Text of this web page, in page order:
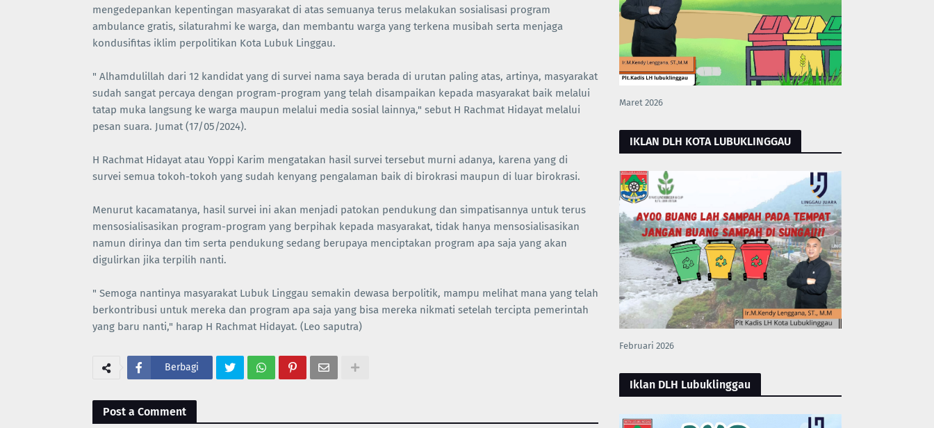
mengedepankan kepentingan masyarakat di atas semuanya terus melakukan sosialisasi program
ambulance gratis, silaturahmi ke warga, dan membantu warga yang terkena musibah serta menjaga
kondusifitas iklim perpolitikan Kota Lubuk Linggau.
" Alhamdulillah dari 12 kandidat yang di survei nama saya berada di urutan paling atas, artinya, masyarakat
sudah sangat percaya dengan program-program yang telah disampaikan kepada masyarakat baik melalui
tatap muka langsung ke warga maupun melalui media sosial lainnya," sebut H Rachmat Hidayat melalui
pesan suara. Jumat (17/05/2024).
H Rachmat Hidayat atau Yoppi Karim mengatakan hasil survei tersebut murni adanya, karena yang di
survei semua tokoh-tokoh yang sudah kenyang pengalaman baik di birokrasi maupun di luar birokrasi.
Menurut kacamatanya, hasil survei ini akan menjadi patokan pendukung dan simpatisannya untuk terus
mensosialisasikan program-program yang berpihak kepada masyarakat, tidak hanya mensosialisasikan
namun dirinya dan tim serta pendukung sedang berupaya menciptakan program apa saja yang akan
digulirkan jika terpilih nanti.
" Semoga nantinya masyarakat Lubuk Linggau semakin dewasa berpolitik, mampu melihat mana yang telah
berkontribusi untuk mereka dan program apa saja yang bisa mereka nikmati setelah tercipta pemerintah
yang baru nanti," harap H Rachmat Hidayat. (Leo saputra)
Berbagi
Post a Comment
Maret 2026
IKLAN DLH KOTA LUBUKLINGGAU
Februari 2026
Iklan DLH Lubuklinggau